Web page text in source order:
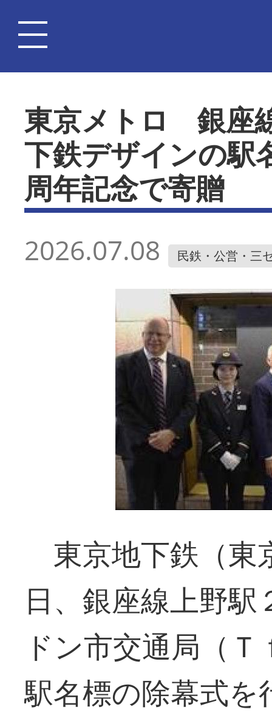
東京メトロ 銀座
下鉄デザインの
周年記念で寄贈
2026.07.08 民鉄・公営・三
東京地下鉄（東
日、銀座線上野
ドン市交通局（
駅名標の除幕式を